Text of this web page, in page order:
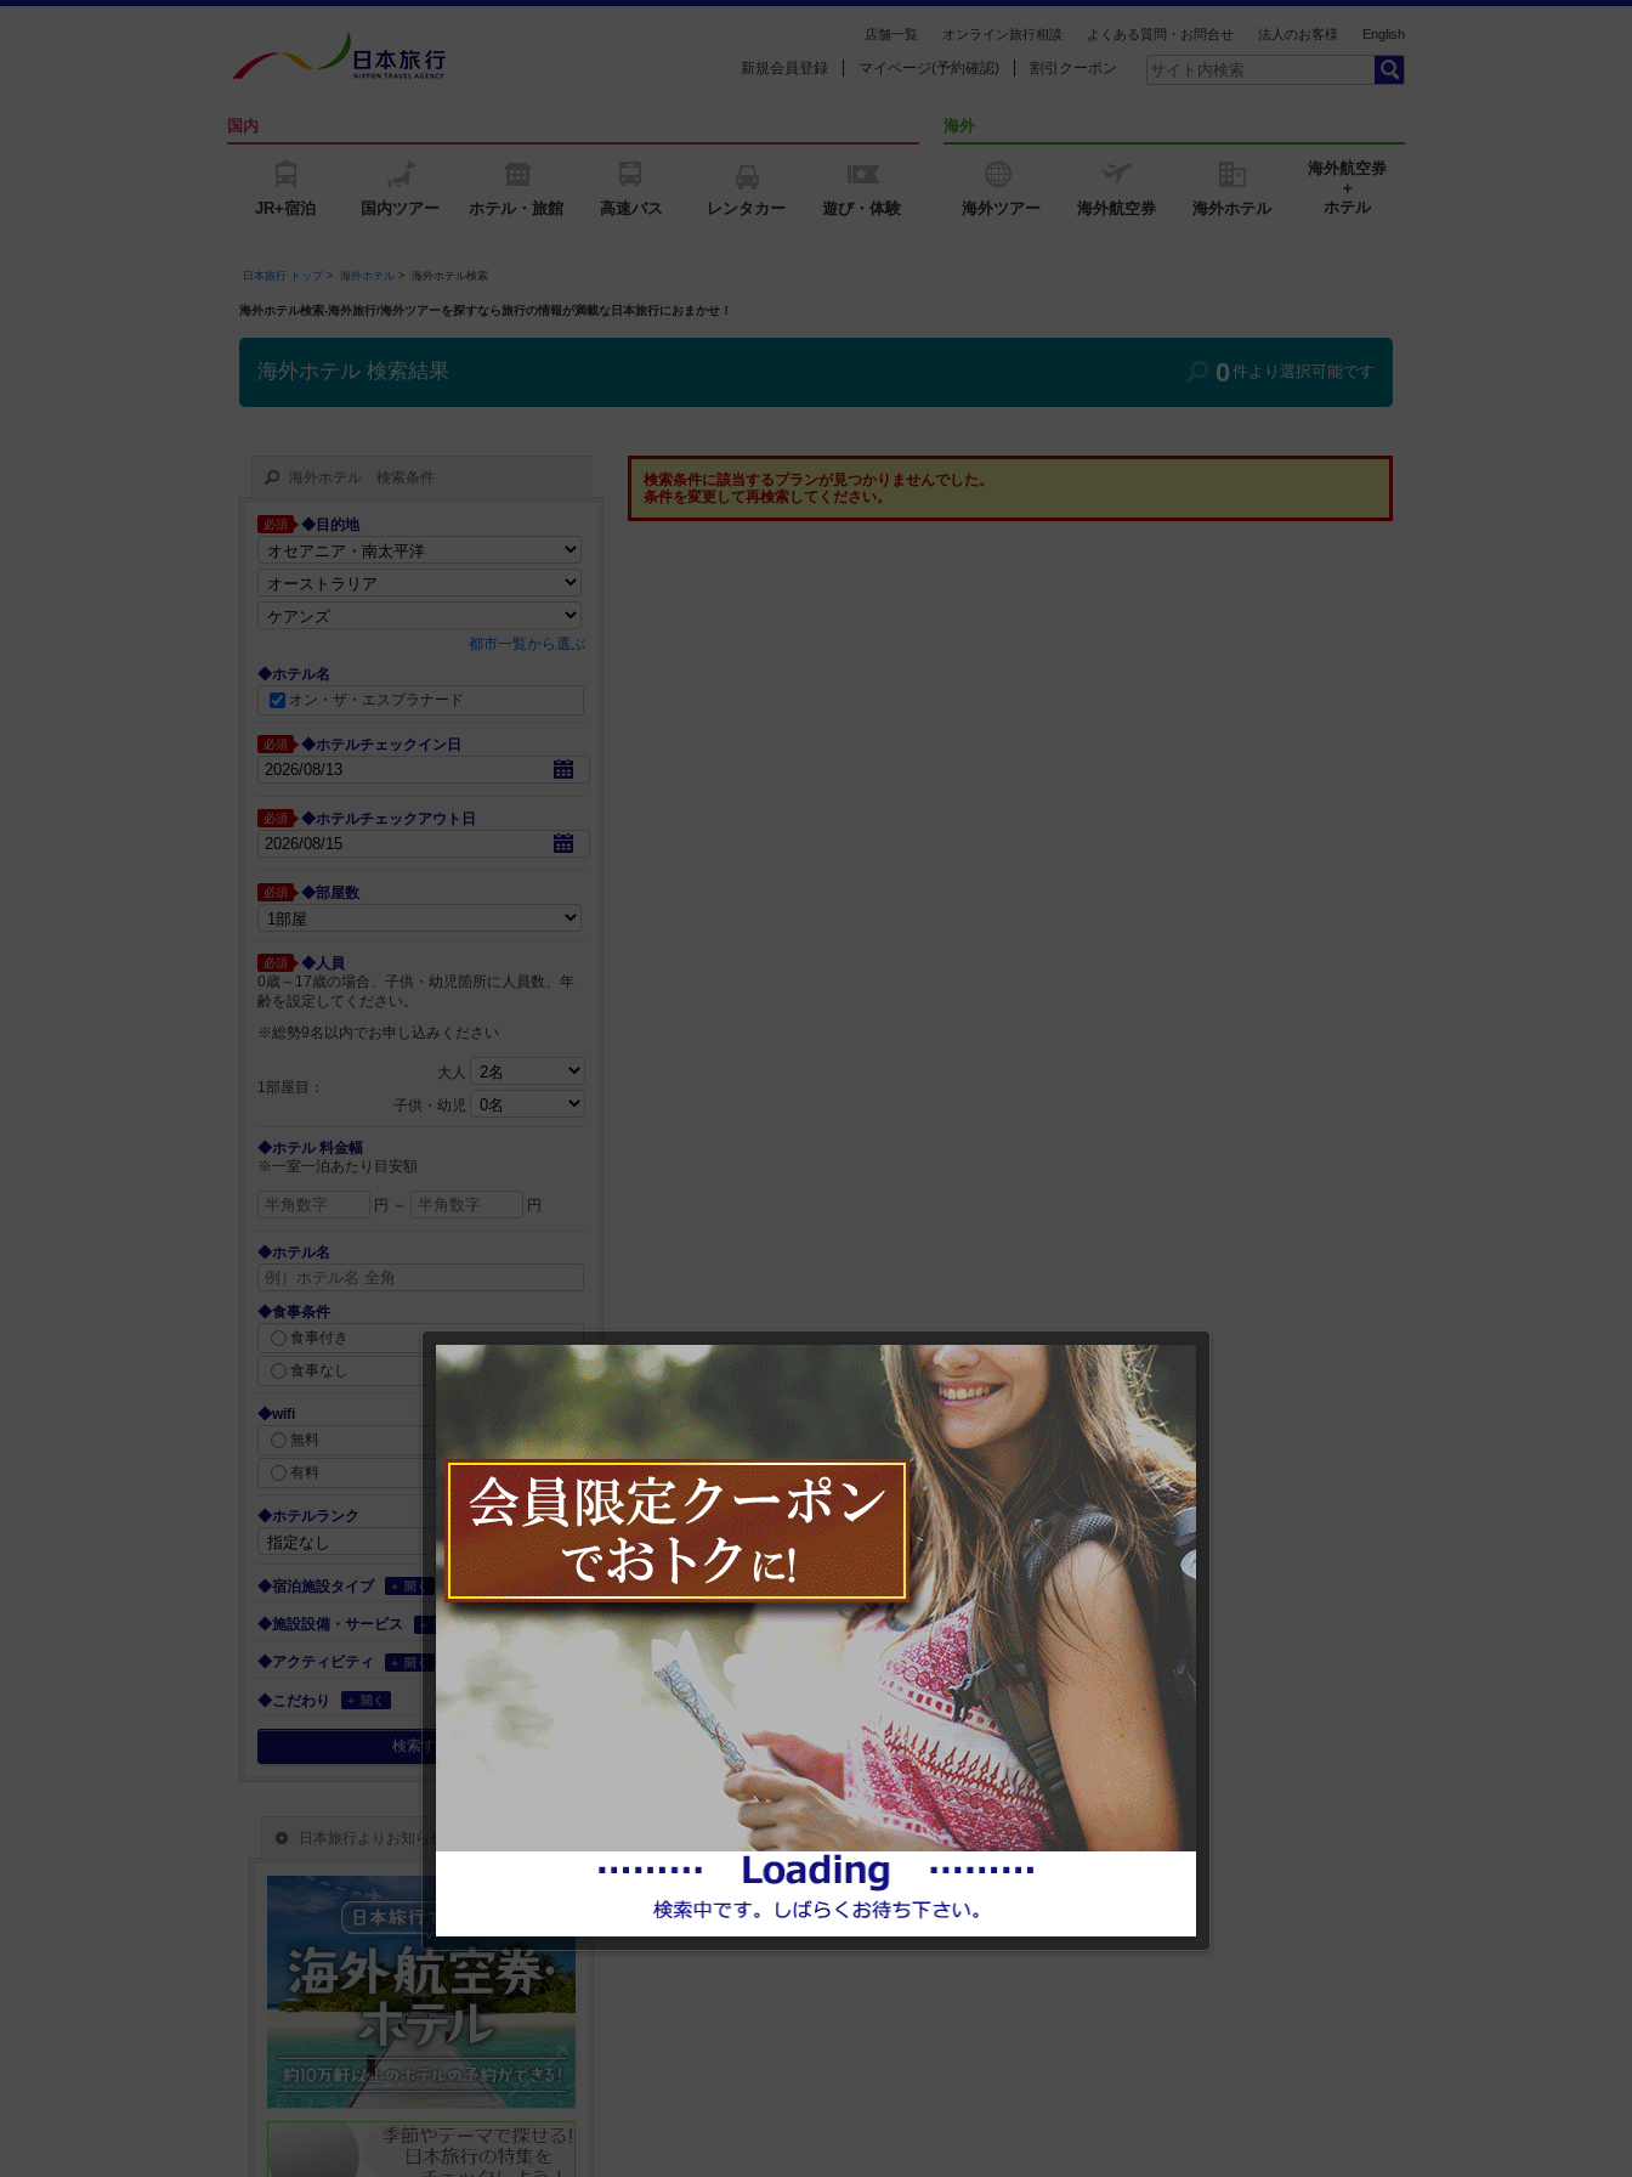
店舗一覧 オンライン旅行相談 よくある質問・お問合せ 法人のお客様 English
新規会員登録 マイページ(予約確認) 割引クーポン
国内
JR+宿泊 国内ツアー ホテル・旅館 高速バス レンタカー 遊び・体験
海外
海外ツアー 海外航空券 海外ホテル
海外航空券
＋
ホテル
日本旅行 トップ > 海外ホテル> 海外ホテル検索
海外ホテル検索-海外旅行/海外ツアーを探すなら旅行の情報が満載な日本旅行におまかせ！
海外ホテル 検索結果 0件より選択可能です
検索条件に該当するプランが見つかりませんでした。
条件を変更して再検索してください。
海外ホテル 検索条件
必須 ◆目的地
都市一覧から選ぶ
◆ホテル名
オン・ザ・エスプラナード
必須 ◆ホテルチェックイン日
必須 ◆ホテルチェックアウト日
必須 ◆部屋数
必須
◆人員
0歳～17歳の場合、子供・幼児箇所に人員数、年
齢を設定してください。
※総勢9名以内でお申し込みください
1部屋目：
大人
子供・幼児
◆ホテル 料金幅
※一室一泊あたり目安額
円 ～ 円
◆ホテル名
◆食事条件
食事付き
食事なし
◆wifi
無料
有料
◆ホテルランク
◆宿泊施設タイプ ＋ 開く
◆施設設備・サービス ＋ 開く
◆アクティビティ ＋ 開く
◆こだわり ＋ 開く
検索する